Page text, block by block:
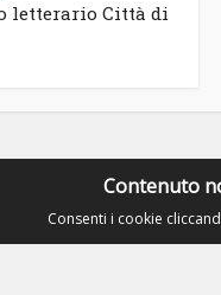
letterario Città di
Contenuto
Consenti i cookie